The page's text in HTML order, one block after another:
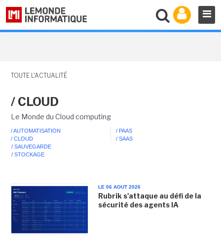
TOUTE L'ACTUALITÉ
/ CLOUD
Le Monde du Cloud computing
/ AUTOMATISATION
/ CLOUD
/ PAAS
/ SAAS
/ SAUVEGARDE
/ STOCKAGE
LE 06 AOUT 2026
Rubrik s'attaque au défi de la
sécurité des agents IA